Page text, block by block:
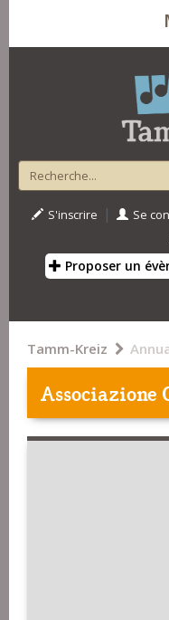
S'inscrire | Se
Proposer un
Tamm-Kreiz
Associazione